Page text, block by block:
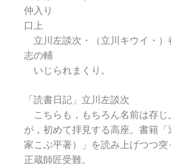
仲入り
口上
立川左談次・（立川キウイ・）
志の輔
いじられまくり。
「読書日記」立川左談次
こちらも，もちろん名前は存じ
が，初めて拝見する高座。書籍
家こぶ平著）」を読み上げつつ突
正蔵師匠受難。